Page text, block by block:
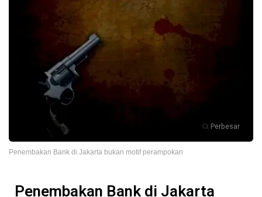
Perbesar
Penembakan Bank di Jakarta bukan motif perampokan
Penembakan Bank di Jakarta